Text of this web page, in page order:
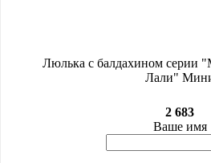
Люлька с балдахином
Лали"
2 683
Ваше имя